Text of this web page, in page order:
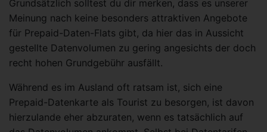
Grundsätzlich solltest du dir merken, dass es unserer
Meinung nach keine besonders attraktiven Angebote
für Prepaid-Daten-Flats gibt, da hier das in Aussicht
gestellte Datenvolumen zu gering angesichts der doch
recht hohen Grundgebühr ausfällt.
Während es im Ausland oft ratsam ist, sich eine
Prepaid-Datenkarte als Tourist zu besorgen, ist davon
hierzulande eher abzuraten, wenn es tatsächlich auf